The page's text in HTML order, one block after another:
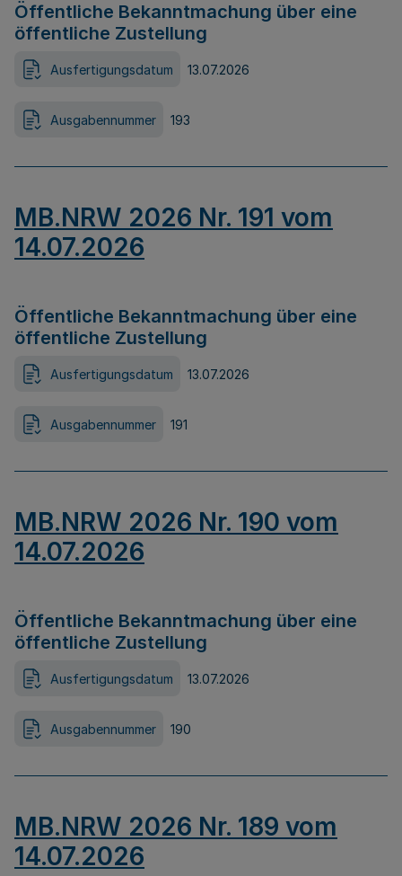
Öffentliche Bekanntmachung über eine
öffentliche Zustellung
Ausfertigungsdatum 13.07.2026
Ausgabennummer 193
MB.NRW 2026 Nr. 191 vom
14.07.2026
Öffentliche Bekanntmachung über eine
öffentliche Zustellung
Ausfertigungsdatum 13.07.2026
Ausgabennummer 191
MB.NRW 2026 Nr. 190 vom
14.07.2026
Öffentliche Bekanntmachung über eine
öffentliche Zustellung
Ausfertigungsdatum 13.07.2026
Ausgabennummer 190
MB.NRW 2026 Nr. 189 vom
14.07.2026